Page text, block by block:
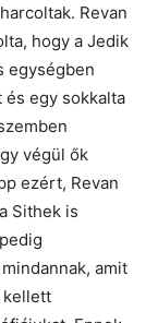
Revan
hogy a Jedik
egységben
egy sokkalta
végül ők
ezért, Revan
Sithek is
amit
kellett